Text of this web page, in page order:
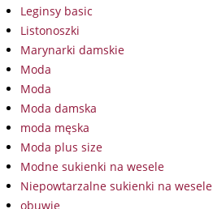
Leginsy basic
Listonoszki
Marynarki damskie
Moda
Moda
Moda damska
moda męska
Moda plus size
Modne sukienki na wesele
Niepowtarzalne sukienki na wesele
obuwie